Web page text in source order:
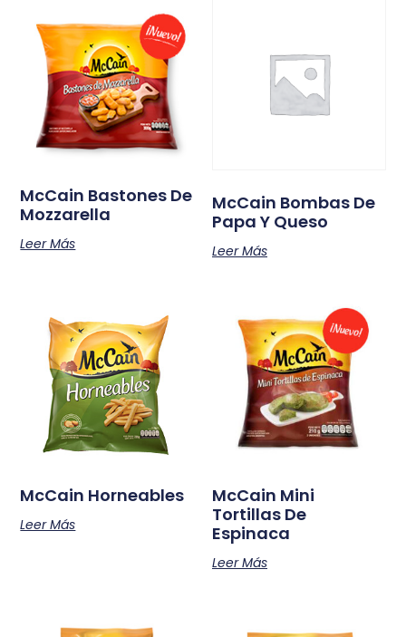
McCain Bastones De
Mozzarella
Leer Más
McCain Bombas De
Papa Y Queso
Leer Más
McCain Horneables
Leer Más
McCain Mini
Tortillas De
Espinaca
Leer Más